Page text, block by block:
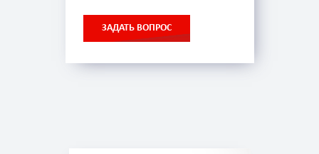
ЗАДАТЬ ВОПРОС